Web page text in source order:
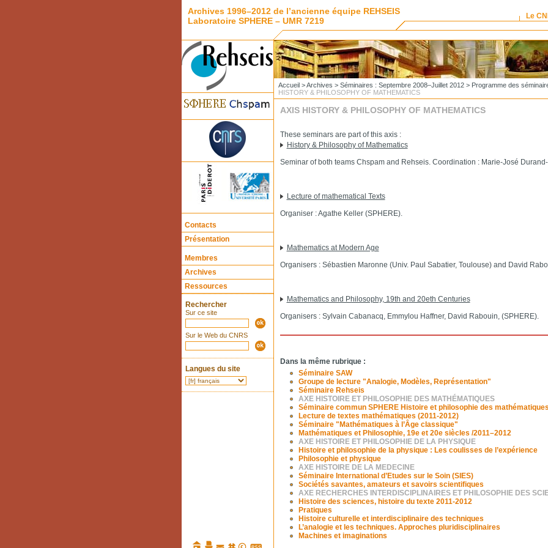
Archives 1996–2012 de l’ancienne équipe REHSEIS
Laboratoire SPHERE – UMR 7219
Le
Contacts
Présentation
Membres
Archives
Ressources
Rechercher
Sur ce site
Sur le Web du CNRS
Langues du site
Accueil>Archives > Séminaires : Septembre 2008–Juillet 2012> Programme des
HISTORY & PHILOSOPHY OF MATHEMATICS
AXIS HISTORY & PHILOSOPHY OF MATHEMATICS
These seminars are part of this axis :
History & Philosophy of Mathematics
Seminar of both teams Chspam and Rehseis. Coordination : Marie-José
Lecture of mathematical Texts
Organiser : Agathe Keller (SPHERE).
Mathematics at Modern Age
Organisers : Sébastien Maronne (Univ. Paul Sabatier, Toulouse) and David
Mathematics and Philosophy, 19th and 20eth Centuries
Organisers : Sylvain Cabanacq, Emmylou Haffner, David Rabouin, (SPHERE).
Dans la même rubrique :
Séminaire SAW
Groupe de lecture "Analogie, Modèles, Représentation"
Séminaire Rehseis
AXE HISTOIRE ET PHILOSOPHIE DES MATHÉMATIQUES
Séminaire commun SPHERE Histoire et philosophie des mathématiques
Lecture de textes mathématiques (2011-2012)
Séminaire "Mathématiques à l’Âge classique"
Mathématiques et Philosophie, 19e et 20e siècles /2011–2012
AXE HISTOIRE ET PHILOSOPHIE DE LA PHYSIQUE
Histoire et philosophie de la physique : Les coulisses de l’expérience
Philosophie et physique
AXE HISTOIRE DE LA MEDECINE
Séminaire International d’Etudes sur le Soin (SIES)
Sociétés savantes, amateurs et savoirs scientifiques
AXE RECHERCHES INTERDISCIPLINAIRES ET PHILOSOPHIE DES
Histoire des sciences, histoire du texte 2011-2012
Pratiques
Histoire culturelle et interdisciplinaire des techniques
L’analogie et les techniques. Approches pluridisciplinaires
Machines et imaginations